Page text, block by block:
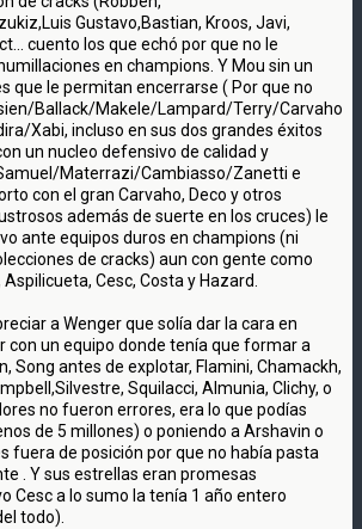
Gustavo,Bastian, Kroos, Javi,
cuento los que echó por que no le
en champions. Y Mou sin un
que le permitan encerrarse ( Por que no
Ballack/Makele/Lampard/Terry/Carvaho
Xabi, incluso en sus dos grandes éxitos
un nucleo defensivo de calidad y
Materrazi/Cambiasso/Zanetti e
con el gran Carvaho, Deco y otros
además de suerte en los cruces) le
ante equipos duros en champions (ni
de cracks) aun con gente como
Cesc, Costa y Hazard.
a Wenger que solía dar la cara en
con un equipo donde tenía que formar a
Song antes de explotar, Flamini, Chamackh,
Squilacci, Almunia, Clichy, o
no fueron errores, era lo que podías
de 5 millones) o poniendo a Arshavin o
fuera de posición por que no había pasta
. Y sus estrellas eran promesas
Cesc a lo sumo la tenía 1 año entero
todo).